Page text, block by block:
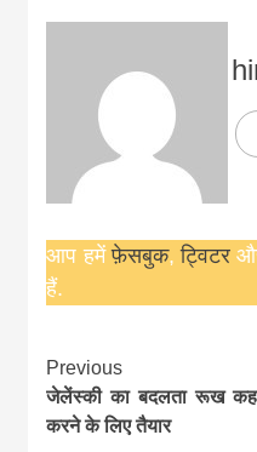
आप हमेंफ़ेसबुक,ट्विटर
हैं.
Continue
Reading
Previous
जेलेंस्की का बदलता रूख
करने के लिए तैयार